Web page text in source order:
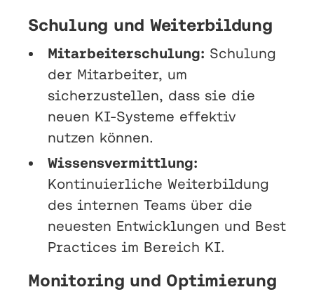
Schulung und Weiterbildung
Mitarbeiterschulung: Schulung
der Mitarbeiter, um
sicherzustellen, dass sie die
neuen KI-Systeme effektiv
nutzen können.
Wissensvermittlung:
Kontinuierliche Weiterbildung
des internen Teams über die
neuesten Entwicklungen und Best
Practices im Bereich KI.
Monitoring und Optimierung